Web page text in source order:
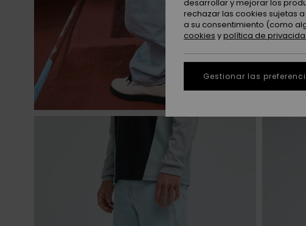
desarrollar y mejorar los
rechazar las cookies sujetas
a su consentimiento (como
cookies ypolítica de
Gestionar las